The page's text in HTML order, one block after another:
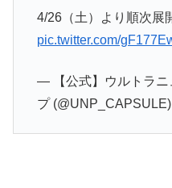
4/26（土）より順次展
pic.twitter.com/
— 【公式】ウルトラ
プ (@UNP_CAPSULE)